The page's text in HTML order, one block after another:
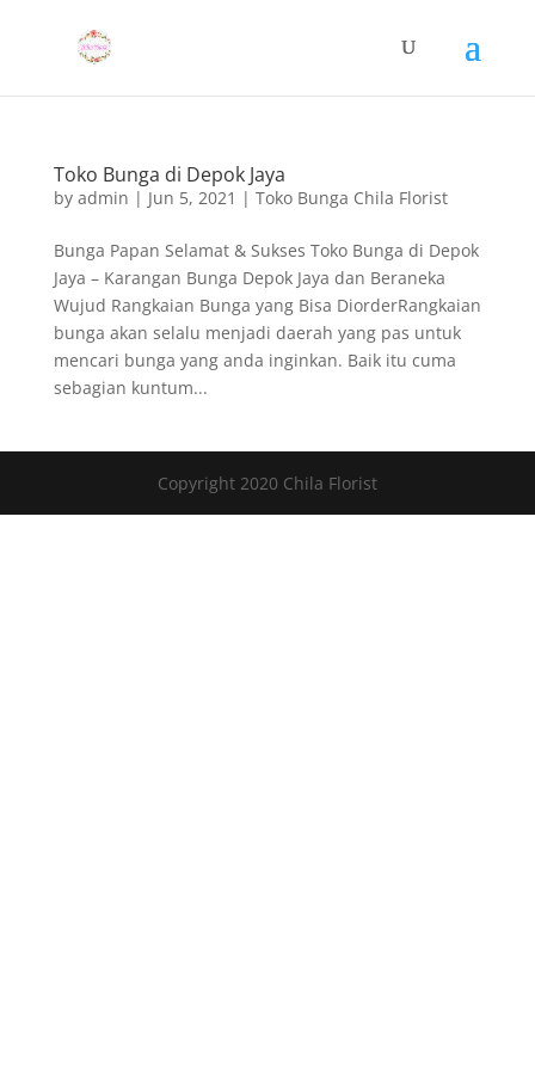
Toko Bunga di Depok Jaya
by admin | Jun 5, 2021 | Toko Bunga Chila Florist
Bunga Papan Selamat & Sukses Toko Bunga di Depok
Jaya – Karangan Bunga Depok Jaya dan Beraneka
Wujud Rangkaian Bunga yang Bisa DiorderRangkaian
bunga akan selalu menjadi daerah yang pas untuk
mencari bunga yang anda inginkan. Baik itu cuma
sebagian kuntum...
Copyright 2020 Chila Florist